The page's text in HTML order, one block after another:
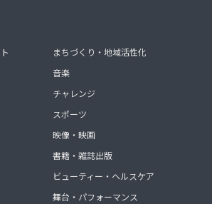
まちづくり・地域活性化
音楽
チャレンジ
スポーツ
映像・映画
書籍・雑誌出版
ビューティー・ヘルスケア
舞台・パフォーマンス